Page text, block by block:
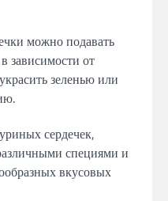
можно подавать
зависимости от
зеленью или
сердечек,
специями и
вкусовых